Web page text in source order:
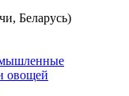
Беларусь)
овощей